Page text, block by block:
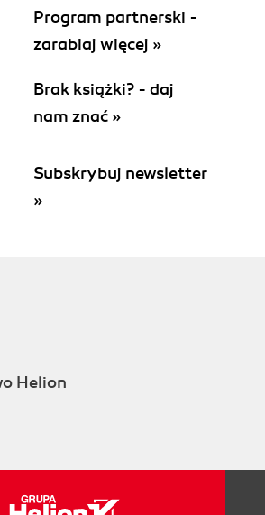
Program partnerski -
zarabiaj więcej »
Brak książki? - daj
nam znać »
Subskrybuj newsletter
»
Helion